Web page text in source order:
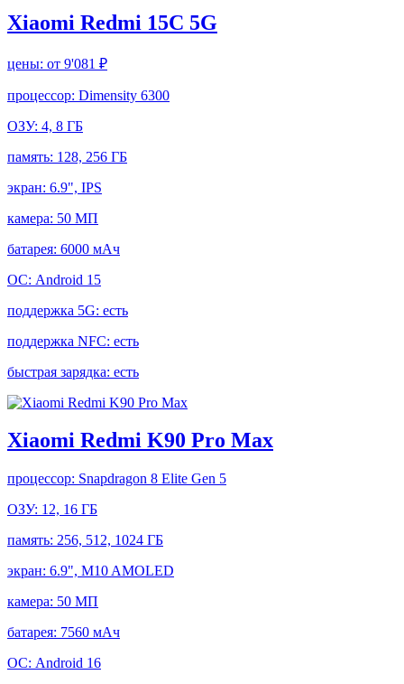
Xiaomi Redmi 15C 5G
цены: от 9'081 ₽
процессор: Dimensity 6300
ОЗУ: 4, 8 ГБ
память: 128, 256 ГБ
экран: 6.9", IPS
камера: 50 МП
батарея: 6000 мАч
ОС: Android 15
поддержка 5G: есть
поддержка NFC: есть
быстрая зарядка: есть
Xiaomi Redmi K90 Pro Max
процессор: Snapdragon 8 Elite Gen 5
ОЗУ: 12, 16 ГБ
память: 256, 512, 1024 ГБ
экран: 6.9", M10 AMOLED
камера: 50 МП
батарея: 7560 мАч
ОС: Android 16